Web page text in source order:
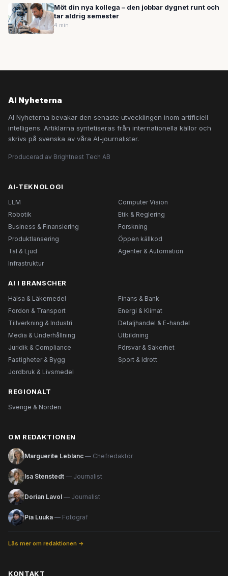
Möt din nya kollega – den jobbar dygnet runt och
tar aldrig semester
4 min
AI Nyheterna
AI Nyheterna bevakar den senaste utvecklingen inom artificiell
intelligens. Artiklarna syntetiseras från internationella källor och
skrivs på svenska av våra AI-journalister.
Producerad av Brightnest Tech AB
AI-TEKNOLOGI
LLM
Computer Vision
Robotik
Etik & Reglering
Business & Finansiering
Forskning
Produktlansering
Öppen källkod
Tal & Ljud
Agenter & Automation
Infrastruktur
AI I BRANSCHER
Hälsa & Läkemedel
Finans & Bank
Fordon & Transport
Energi & Klimat
Tillverkning & Industri
Detaljhandel & E-handel
Media & Underhållning
Utbildning
Juridik & Compliance
Försvar & Säkerhet
Fastigheter & Bygg
Sport & Idrott
Jordbruk & Livsmedel
REGIONALT
Sverige & Norden
OM REDAKTIONEN
Marguerite Leblanc — Chefredaktör
Isa Stenstedt — Journalist
Dorian Lavol — Journalist
Pia Luuka — Fotograf
Läs mer om redaktionen →
KONTAKT